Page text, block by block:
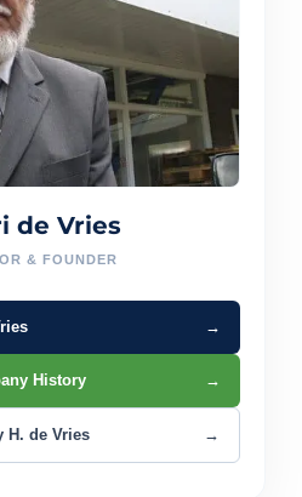
de Vries
& FOUNDER
→
History →
H. de Vries →